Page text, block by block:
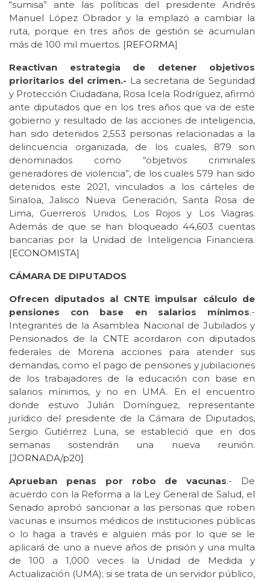
“sumisa” ante las políticas del presidente Andrés
Manuel López Obrador y la emplazó a cambiar la
ruta, porque en tres años de gestión se acumulan
más de 100 mil muertos. [REFORMA]
Reactivan estrategia de detener objetivos
prioritarios del crimen.- La secretaria de Seguridad
y Protección Ciudadana, Rosa Icela Rodríguez, afirmó
ante diputados que en los tres años que va de este
gobierno y resultado de las acciones de inteligencia,
han sido detenidos 2,553 personas relacionadas a la
delincuencia organizada, de los cuales, 879 son
denominados como “objetivos criminales
generadores de violencia”, de los cuales 579 han sido
detenidos este 2021, vinculados a los cárteles de
Sinaloa, Jalisco Nueva Generación, Santa Rosa de
Lima, Guerreros Unidos, Los Rojos y Los Viagras.
Además de que se han bloqueado 44,603 cuentas
bancarias por la Unidad de Inteligencia Financiera.
[ECONOMISTA]
CÁMARA DE DIPUTADOS
Ofrecen diputados al CNTE impulsar cálculo de
pensiones con base en salarios mínimos.-
Integrantes de la Asamblea Nacional de Jubilados y
Pensionados de la CNTE acordaron con diputados
federales de Morena acciones para atender sus
demandas, como el pago de pensiones y jubilaciones
de los trabajadores de la educación con base en
salarios mínimos, y no en UMA. En el encuentro
donde estuvo Julián Domínguez, representante
jurídico del presidente de la Cámara de Diputados,
Sergio Gutiérrez Luna, se estableció que en dos
semanas sostendrán una nueva reunión.
[JORNADA/p20]
Aprueban penas por robo de vacunas.- De
acuerdo con la Reforma a la Ley General de Salud, el
Senado aprobó sancionar a las personas que roben
vacunas e insumos médicos de instituciones públicas
o lo haga a través e alguien más por lo que se le
aplicará de uno a nueve años de prisión y una multa
de 100 a 1,000 veces la Unidad de Medida y
Actualización (UMA); si se trata de un servidor público,